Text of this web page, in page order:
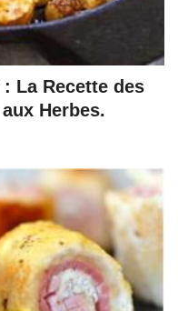
La Recette des
Herbes.